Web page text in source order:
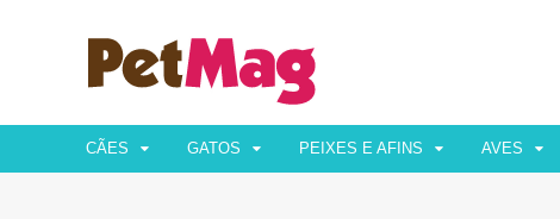
CÃES GATOS PEIXES E AFINS AVES